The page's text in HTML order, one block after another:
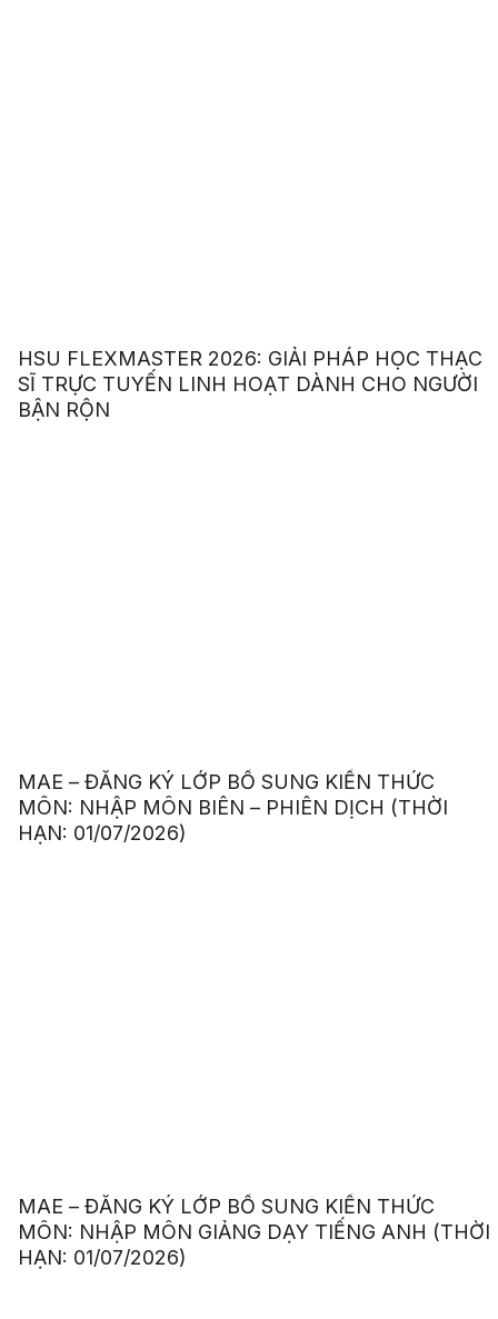
HSU FLEXMASTER 2026: GIẢI PHÁP HỌC THẠC
SĨ TRỰC TUYẾN LINH HOẠT DÀNH CHO NGƯỜI
BẬN RỘN
MAE – ĐĂNG KÝ LỚP BỔ SUNG KIẾN THỨC
MÔN: NHẬP MÔN BIÊN – PHIÊN DỊCH (THỜI
HẠN: 01/07/2026)
MAE – ĐĂNG KÝ LỚP BỔ SUNG KIẾN THỨC
MÔN: NHẬP MÔN GIẢNG DẠY TIẾNG ANH (THỜI
HẠN: 01/07/2026)